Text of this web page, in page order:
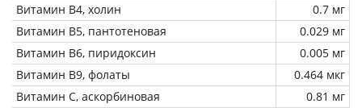
Витамин В4, холин
0.7 мг
Витамин В5, пантотеновая
0.029 мг
Витамин В6, пиридоксин
0.005 мг
Витамин В9, фолаты
0.464 мкг
Витамин C, аскорбиновая
0.81 мг